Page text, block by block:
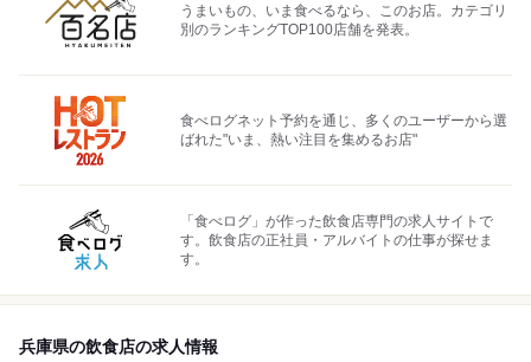
うまいもの、いま食べるなら、このお店。カテゴリ
別のランキングTOP100店舗を発表。
食べログネット予約を通じ、多くのユーザーから選
ばれた"いま、熱い注目を集めるお店"
「食べログ」が作った飲食店専門の求人サイトで
す。飲食店の正社員・アルバイトの仕事が探せま
す。
兵庫県の飲食店の求人情報